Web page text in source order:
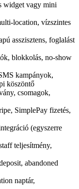
widget vagy mini
location, vízszintes
asszisztens, foglalást
blokkolás, no-show
kampányok,
köszöntő
csomagok,
SimplePay fizetés,
(egyszerre
teljesítmény,
abandoned
naptár,